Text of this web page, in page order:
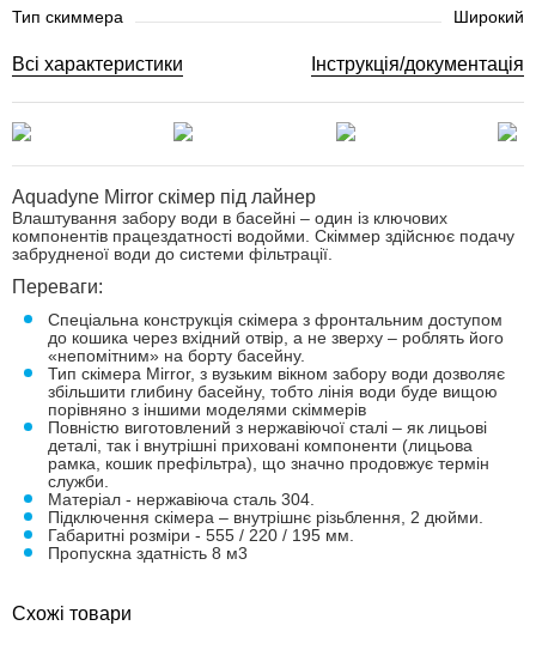
Тип скиммера
Широкий
Всі характеристики Інструкція/документація
Aquadyne Mirror скімер під лайнер
Влаштування забору води в басейні – один із ключових
компонентів працездатності водойми. Скіммер здійснює подачу
забрудненої води до системи фільтрації.
Переваги:
Спеціальна конструкція скімера з фронтальним доступом
до кошика через вхідний отвір, а не зверху – роблять його
«непомітним» на борту басейну.
Тип скімера Mirror, з вузьким вікном забору води дозволяє
збільшити глибину басейну, тобто лінія води буде вищою
порівняно з іншими моделями скіммерів
Повністю виготовлений з нержавіючої сталі – як лицьові
деталі, так і внутрішні приховані компоненти (лицьова
рамка, кошик префільтра), що значно продовжує термін
служби.
Матеріал - нержавіюча сталь 304.
Підключення скімера – внутрішнє різьблення, 2 дюйми.
Габаритні розміри - 555 / 220 / 195 мм.
Пропускна здатність 8 м3
Схожі товари